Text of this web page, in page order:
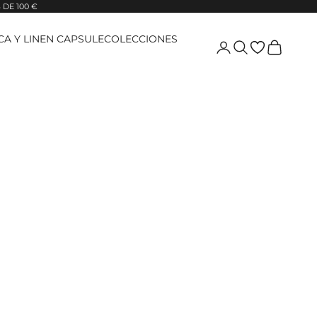
DE 100 €
Y LINEN CAPSULECOLECCIONES
LoginPesquisarCarrinho